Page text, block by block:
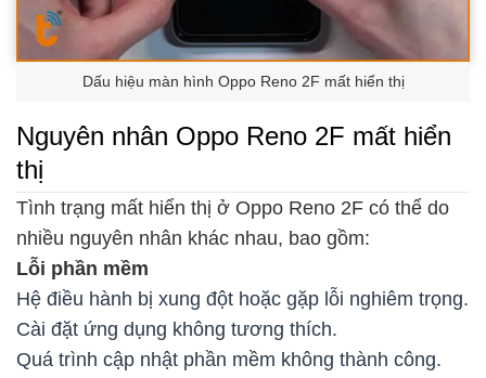
Dấu hiệu màn hình Oppo Reno 2F mất hiển thị
Nguyên nhân Oppo Reno 2F mất hiển
thị
Tình trạng mất hiển thị ở Oppo Reno 2F có thể do
nhiều nguyên nhân khác nhau, bao gồm:
Lỗi phần mềm
Hệ điều hành bị xung đột hoặc gặp lỗi nghiêm trọng.
Cài đặt ứng dụng không tương thích.
Quá trình cập nhật phần mềm không thành công.